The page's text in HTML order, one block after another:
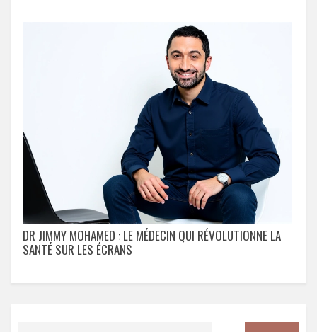
DR JIMMY MOHAMED : LE MÉDECIN QUI RÉVOLUTIONNE LA
SANTÉ SUR LES ÉCRANS